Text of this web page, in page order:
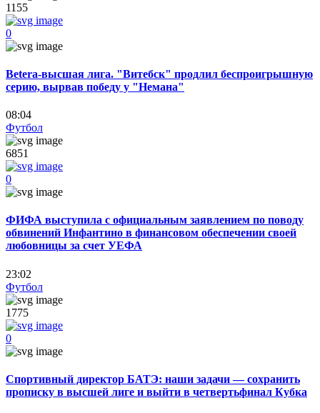
1155
0
Betera-высшая лига. "Витебск" продлил беспроигрышную
серию, вырвав победу у "Немана"
08:04
Футбол
6851
0
ФИФА выступила с официальным заявлением по поводу
обвинений Инфантино в финансовом обеспечении своей
любовницы за счет УЕФА
23:02
Футбол
1775
0
Спортивный директор БАТЭ: наши задачи — сохранить
прописку в высшей лиге и выйти в четвертьфинал Кубка